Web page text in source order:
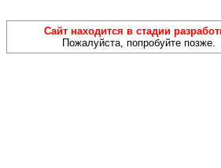
Сайт находится в стадии
Пожалуйста, попробуйте позже.